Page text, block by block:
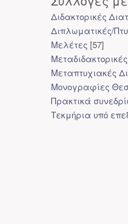
Διδακτορικές
Διπλωματικές/
Μελέτες [57]
Μεταπτυχιακές
Μονογραφίες
Πρακτικά
Τεκμήρια υπό